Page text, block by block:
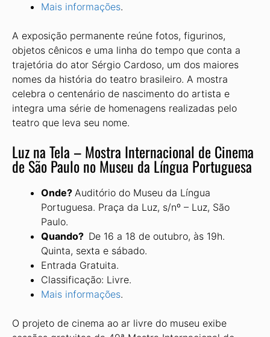
Mais informações.
A exposição permanente reúne fotos, figurinos,
objetos cênicos e uma linha do tempo que conta a
trajetória do ator Sérgio Cardoso, um dos maiores
nomes da história do teatro brasileiro. A mostra
celebra o centenário de nascimento do artista e
integra uma série de homenagens realizadas pelo
teatro que leva seu nome.
Luz na Tela – Mostra Internacional de Cinema
de São Paulo no Museu da Língua Portuguesa
Onde? Auditório do Museu da Língua
Portuguesa. Praça da Luz, s/nº – Luz, São
Paulo.
Quando? De 16 a 18 de outubro, às 19h.
Quinta, sexta e sábado.
Entrada Gratuita.
Classificação: Livre.
Mais informações.
O projeto de cinema ao ar livre do museu exibe